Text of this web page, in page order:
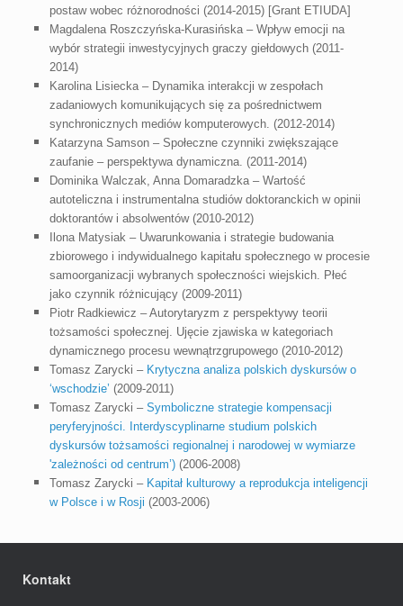
postaw wobec różnorodności (2014-2015) [Grant ETIUDA]
Magdalena Roszczyńska-Kurasińska – Wpływ emocji na
wybór strategii inwestycyjnych graczy giełdowych (2011-
2014)
Karolina Lisiecka – Dynamika interakcji w zespołach
zadaniowych komunikujących się za pośrednictwem
synchronicznych mediów komputerowych. (2012-2014)
Katarzyna Samson – Społeczne czynniki zwiększające
zaufanie – perspektywa dynamiczna. (2011-2014)
Dominika Walczak, Anna Domaradzka – Wartość
autoteliczna i instrumentalna studiów doktoranckich w opinii
doktorantów i absolwentów (2010-2012)
Ilona Matysiak – Uwarunkowania i strategie budowania
zbiorowego i indywidualnego kapitału społecznego w procesie
samoorganizacji wybranych społeczności wiejskich. Płeć
jako czynnik różnicujący (2009-2011)
Piotr Radkiewicz – Autorytaryzm z perspektywy teorii
tożsamości społecznej. Ujęcie zjawiska w kategoriach
dynamicznego procesu wewnątrzgrupowego (2010-2012)
Tomasz Zarycki – Krytyczna analiza polskich dyskursów o
‘wschodzie’ (2009-2011)
Tomasz Zarycki – Symboliczne strategie kompensacji
peryferyjności. Interdyscyplinarne studium polskich
dyskursów tożsamości regionalnej i narodowej w wymiarze
'zależności od centrum’)(2006-2008)
Tomasz Zarycki – Kapitał kulturowy a reprodukcja inteligencji
w Polsce i w Rosji (2003-2006)
Kontakt